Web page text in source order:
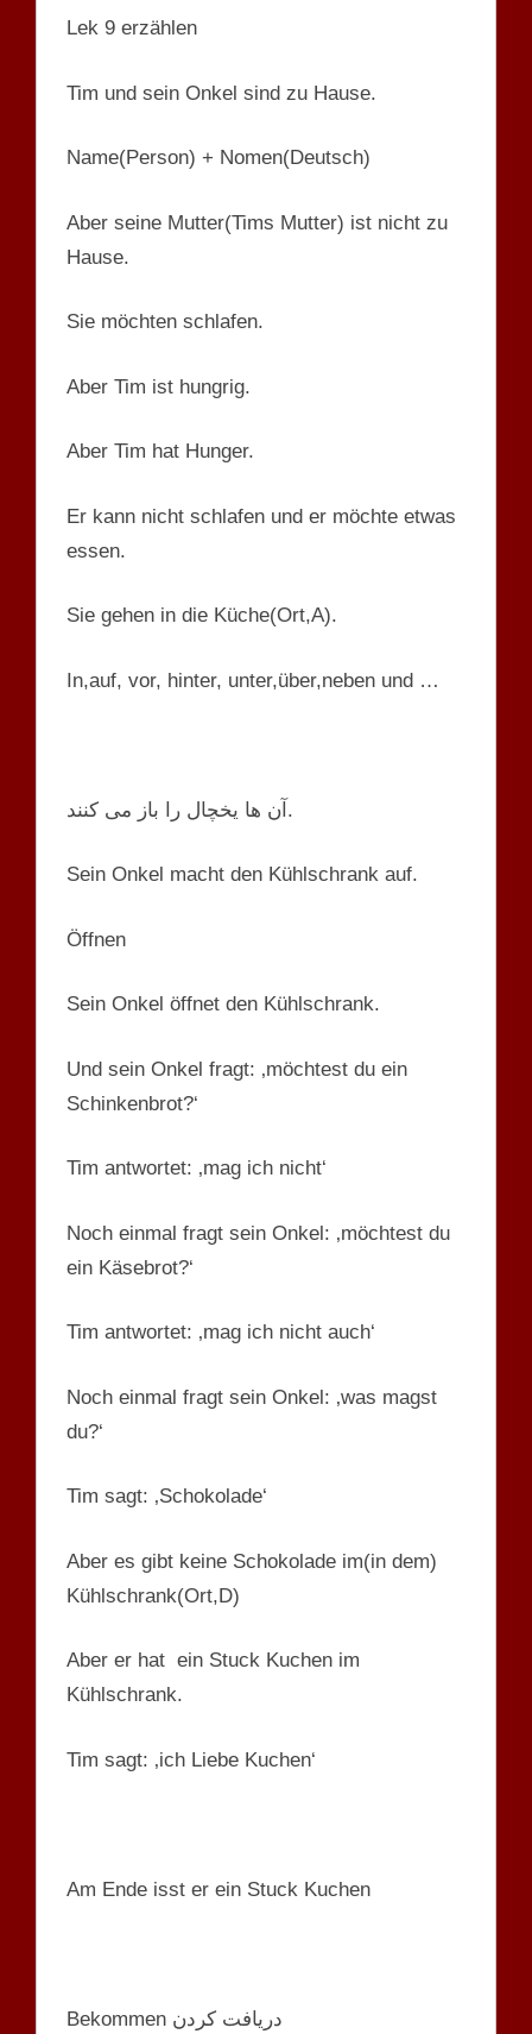
Lek 9 erzählen
Tim und sein Onkel sind zu Hause.
Name(Person) + Nomen(Deutsch)
Aber seine Mutter(Tims Mutter) ist nicht zu
Hause.
Sie möchten schlafen.
Aber Tim ist hungrig.
Aber Tim hat Hunger.
Er kann nicht schlafen und er möchte etwas
essen.
Sie gehen in die Küche(Ort,A).
In,auf, vor, hinter, unter,über,neben und …
آن ها یخچال را باز می کنند.
Sein Onkel macht den Kühlschrank auf.
Öffnen
Sein Onkel öffnet den Kühlschrank.
Und sein Onkel fragt: ‚möchtest du ein
Schinkenbrot?‘
Tim antwortet: ‚mag ich nicht‘
Noch einmal fragt sein Onkel: ‚möchtest du
ein Käsebrot?‘
Tim antwortet: ‚mag ich nicht auch‘
Noch einmal fragt sein Onkel: ‚was magst
du?‘
Tim sagt: ‚Schokolade‘
Aber es gibt keine Schokolade im(in dem)
Kühlschrank(Ort,D)
Aber er hat ein Stuck Kuchen im
Kühlschrank.
Tim sagt: ‚ich Liebe Kuchen‘
Am Ende isst er ein Stuck Kuchen
Bekommen دریافت کردن